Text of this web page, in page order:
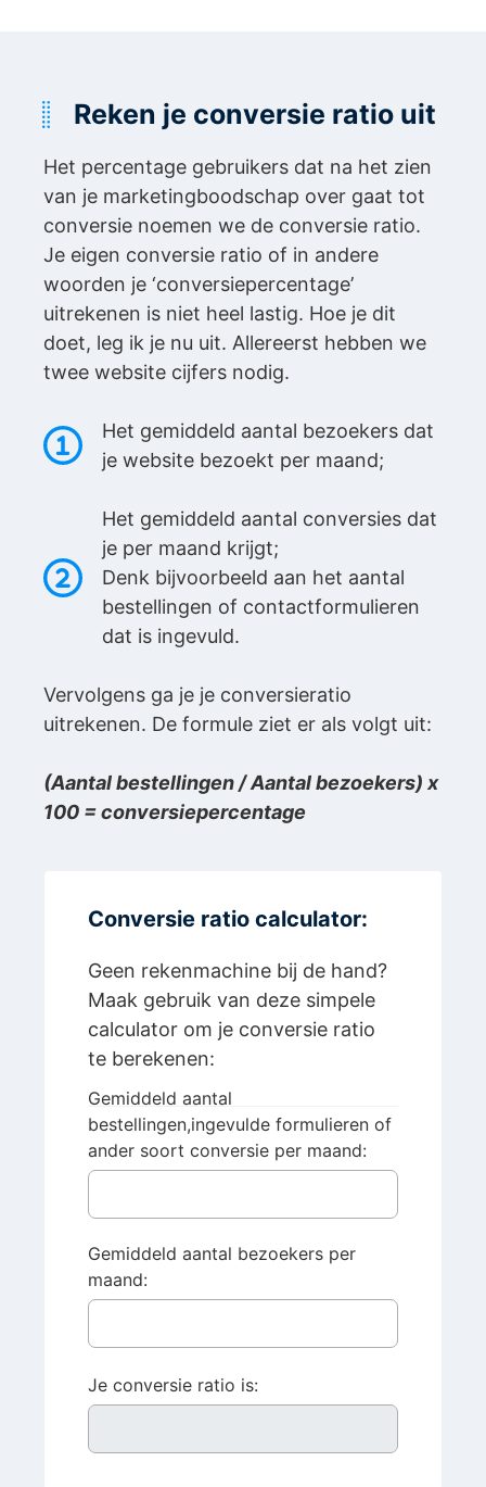
Reken je conversie ratio uit
Het percentage gebruikers dat na het zien
van je marketingboodschap over gaat tot
conversie noemen we de conversie ratio.
Je eigen conversie ratio of in andere
woorden je ‘conversiepercentage’
uitrekenen is niet heel lastig. Hoe je dit
doet, leg ik je nu uit. Allereerst hebben we
twee website cijfers nodig.
Het gemiddeld aantal bezoekers dat
je website bezoekt per maand;
Het gemiddeld aantal conversies dat
je per maand krijgt;
Denk bijvoorbeeld aan het aantal
bestellingen of contactformulieren
dat is ingevuld.
Vervolgens ga je je conversieratio
uitrekenen. De formule ziet er als volgt uit:
(Aantal bestellingen / Aantal bezoekers) x
100 = conversiepercentage
Conversie ratio calculator:
Geen rekenmachine bij de hand?
Maak gebruik van deze simpele
calculator om je conversie ratio
te berekenen:
Gemiddeld aantal
bestellingen,ingevulde formulieren of
ander soort conversie per maand:
Gemiddeld aantal bezoekers per
maand:
Je conversie ratio is: